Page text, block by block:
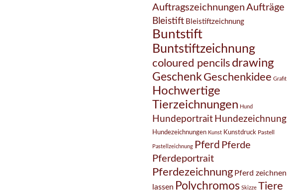
Auftragszeichnungen Aufträge
Bleistift Bleistiftzeichnung
Buntstift
Buntstiftzeichnung
coloured pencils drawing
Geschenk Geschenkidee Grafit
Hochwertige
Tierzeichnungen Hund
Hundeportrait Hundezeichnung
Hundezeichnungen Kunst Kunstdruck Pastell
Pastellzeichnung Pferd Pferde
Pferdeportrait
Pferdezeichnung Pferd zeichnen
lassen Polychromos Skizze Tiere